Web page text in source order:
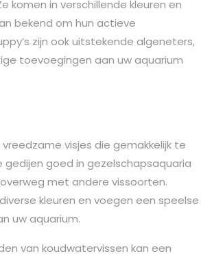
komen in verschillende kleuren en
bekend om hun actieve
zijn ook uitstekende algeneters,
toevoegingen aan uw aquarium
vreedzame visjes die gemakkelijk te
gedijen goed in gezelschapsaquaria
met andere vissoorten.
kleuren en voegen een speelse
uw aquarium.
van koudwatervissen kan een